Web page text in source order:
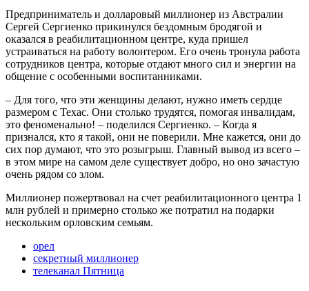
Предприниматель и долларовый миллионер из Австралии
Сергей Сергиенко прикинулся бездомным бродягой и
оказался в реабилитационном центре, куда пришел
устраиваться на работу волонтером. Его очень тронула работа
сотрудников центра, которые отдают много сил и энергии на
общение с особенными воспитанниками.
– Для того, что эти женщины делают, нужно иметь сердце
размером с Техас. Они столько трудятся, помогая инвалидам,
это феноменально! – поделился Сергиенко. – Когда я
признался, кто я такой, они не поверили. Мне кажется, они до
сих пор думают, что это розыгрыш. Главный вывод из всего –
в этом мире на самом деле существует добро, но оно зачастую
очень рядом со злом.
Миллионер пожертвовал на счет реабилитационного центра 1
млн рублей и примерно столько же потратил на подарки
нескольким орловским семьям.
орел
секретный миллионер
телеканал Пятница